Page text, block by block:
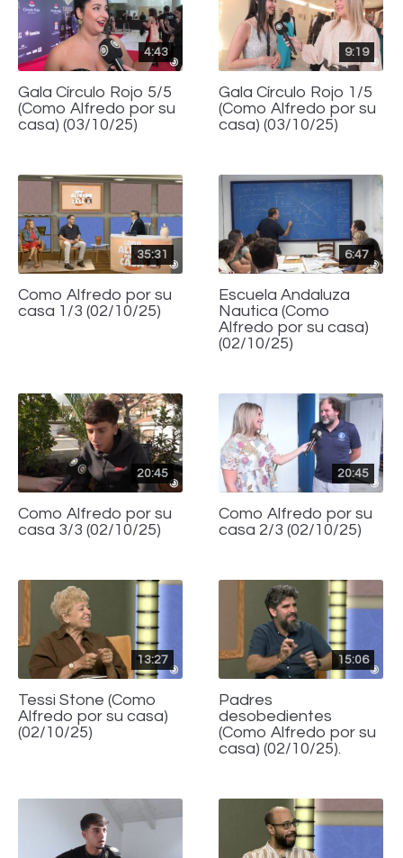
4:43
Gala Círculo Rojo 5/5
(Como Alfredo por su
casa) (03/10/25)
9:19
Gala Círculo Rojo 1/5
(Como Alfredo por su
casa) (03/10/25)
35:31
Como Alfredo por su
casa 1/3 (02/10/25)
6:47
Escuela Andaluza
Nautica (Como
Alfredo por su casa)
(02/10/25)
20:45
Como Alfredo por su
casa 3/3 (02/10/25)
20:45
Como Alfredo por su
casa 2/3 (02/10/25)
13:27
Tessi Stone (Como
Alfredo por su casa)
(02/10/25)
15:06
Padres
desobedientes
(Como Alfredo por su
casa) (02/10/25).